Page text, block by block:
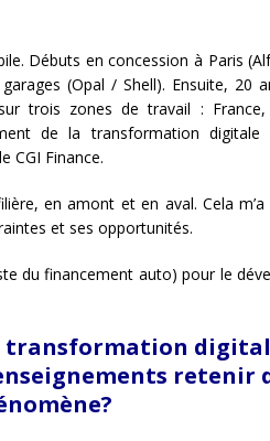
Débuts en concession à Paris
(Opal / Shell). Ensuite, 20
trois zones de travail :
de la transformation digitale
CGI Finance.
en amont et en aval. Cela
et ses opportunités.
du financement auto) pour le
transformation
retenir